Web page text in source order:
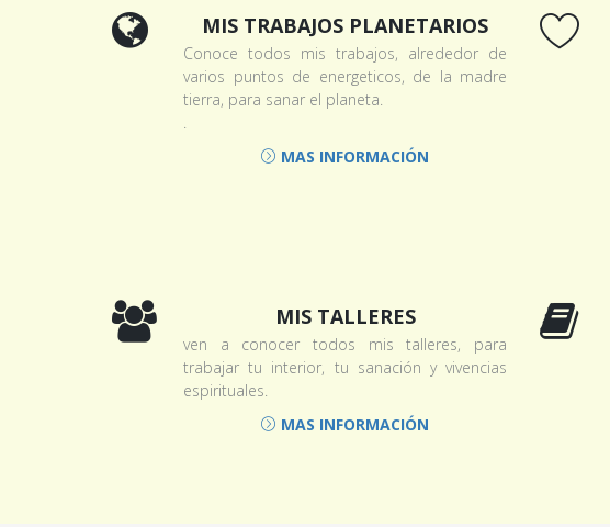
MIS TRABAJOS PLANETARIOS
Conoce todos mis trabajos, alrededor de
varios puntos de energeticos, de la madre
tierra, para sanar el planeta.
.
MAS INFORMACIÓN
MIS TALLERES
ven a conocer todos mis talleres, para
trabajar tu interior, tu sanación y vivencias
espirituales.
MAS INFORMACIÓN